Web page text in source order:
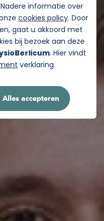
informatie over
cookies policy. Door
gaat u akkoord met
bij bezoek aan deze
. Hier vindt
verklaring.
Alles accepteren